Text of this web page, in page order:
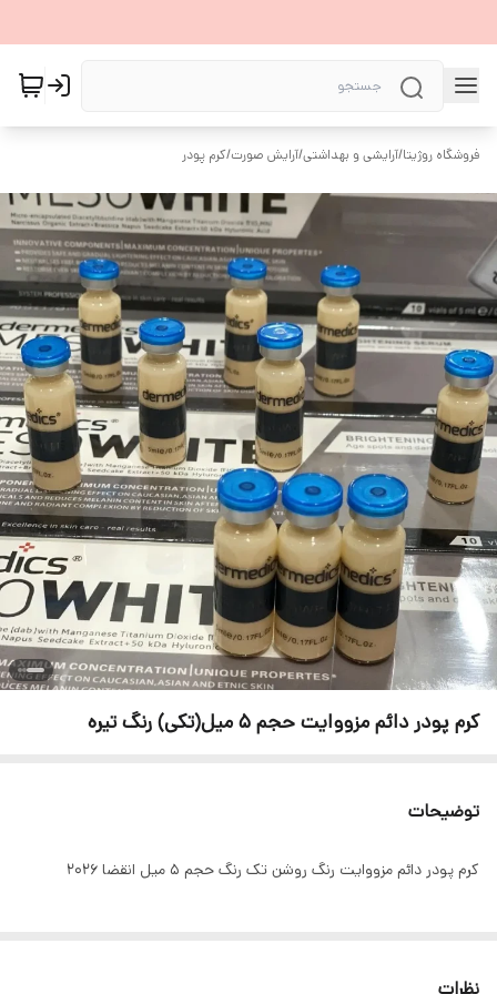
فروشگاه روژیتا/آرایشی و بهداشتی/آرایش صورت/کرم پودر
کرم پودر دائم مزووایت حجم 5 میل(تکی) رنگ تیره
توضیحات
کرم پودر دائم مزووایت رنگ روشن تک رنگ حجم ۵ میل انقضا 2026 ‌ ‌ ‌ ‌ ‌ ‌ ‌ ‌ ‌